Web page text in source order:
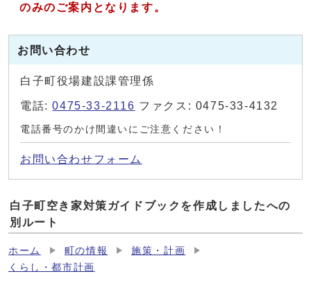
のみのご案内となります。
お問い合わせ
白子町役場建設課管理係
電話:0475-33-2116 ファクス: 0475-33-4132
電話番号のかけ間違いにご注意ください！
お問い合わせフォーム
白子町空き家対策ガイドブックを作成しましたへの
別ルート
ホーム 町の情報
施策・計画
くらし・都市計画